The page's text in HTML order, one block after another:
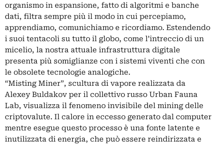
organismo in espansione, fatto di algoritmi e banche
dati, filtra sempre più il modo in cui percepiamo,
apprendiamo, comunichiamo e ricordiamo. Estendendo
i suoi tentacoli su tutto il globo, come l’intreccio di un
micelio, la nostra attuale infrastruttura digitale
presenta più somiglianze con i sistemi viventi che con
le obsolete tecnologie analogiche.
“Misting Miner”, scultura di vapore realizzata da
Alexey Buldakov per il collettivo russo Urban Fauna
Lab, visualizza il fenomeno invisibile del mining delle
criptovalute. Il calore in eccesso generato dal computer
mentre esegue questo processo è una fonte latente e
inutilizzata di energia, che può essere reindirizzata e